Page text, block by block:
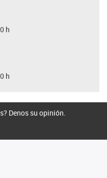
h
h
Denos su opinión.